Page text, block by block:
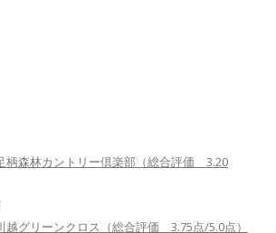
柄森林カントリー倶楽部（総合評価 3.20
越グリーンクロス（総合評価 3.75点/5.0点）